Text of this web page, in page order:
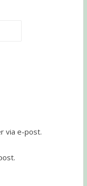
via e-post.